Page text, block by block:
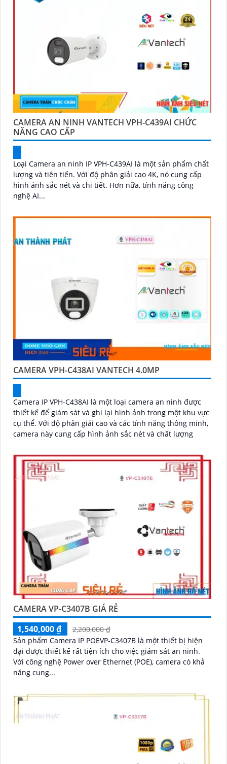
CAMERA AN NINH VANTECH VPH-C439AI CHỨC
NĂNG CAO CẤP
Loại Camera an ninh IP VPH-C439AI là một sản phẩm chất
lượng và tiên tiến. Với độ phân giải cao 4K, nó cung cấp
hình ảnh sắc nét và chi tiết. Hơn nữa, tính năng công
nghệ AI...
CAMERA VPH-C438AI VANTECH 4.0MP
Camera IP VPH-C438AI là một loại camera an ninh được
thiết kế để giám sát và ghi lại hình ảnh trong một khu vực
cụ thể. Với độ phân giải cao và các tính năng thông minh,
camera này cung cấp hình ảnh sắc nét và chất lượng
CAMERA VP-C3407B GIÁ RẺ
1,540,000 ₫
2,200,000 ₫
Sản phẩm Camera IP POEVP-C3407B là một thiết bị hiện
đại được thiết kế rất tiện ích cho việc giám sát an ninh.
Với công nghệ Power over Ethernet (POE), camera có khả
năng cung...